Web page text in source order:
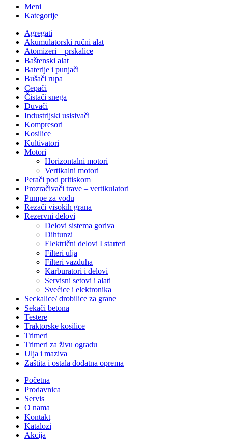
Meni
Kategorije
Agregati
Akumulatorski ručni alat
Atomizeri – prskalice
Baštenski alat
Baterije i punjači
Bušači rupa
Cepači
Čistači snega
Duvači
Industrijski usisivači
Kompresori
Kosilice
Kultivatori
Motori
Horizontalni motori
Vertikalni motori
Perači pod pritiskom
Prozračivači trave – vertikulatori
Pumpe za vodu
Rezači visokih grana
Rezervni delovi
Delovi sistema goriva
Dihtunzi
Električni delovi I starteri
Filteri ulja
Filteri vazduha
Karburatori i delovi
Servisni setovi i alati
Svećice i elektronika
Seckalice/ drobilice za grane
Sekači betona
Testere
Traktorske kosilice
Trimeri
Trimeri za živu ogradu
Ulja i maziva
Zaštita i ostala dodatna oprema
Početna
Prodavnica
Servis
O nama
Kontakt
Katalozi
Akcija